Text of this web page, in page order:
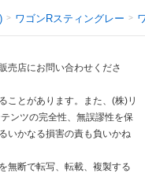
ワゴンRスティングレー
売店にお問い合わせくださ
ことがあります。また、(株)リ
ンツの完全性、無誤謬性を保
いかなる損害の責も負いかね
無断で転写、転載、複製する